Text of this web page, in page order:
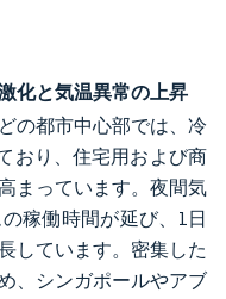
化と気温異常の上昇
の都市中心部では、冷
おり、住宅用および商
まっています。夜間気
稼働時間が延び、1日
しています。密集した
、シンガポールやアブ